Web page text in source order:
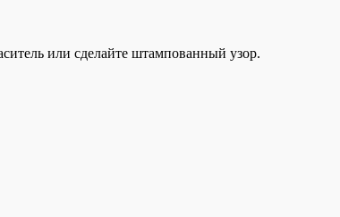
или сделайте штампованный узор.